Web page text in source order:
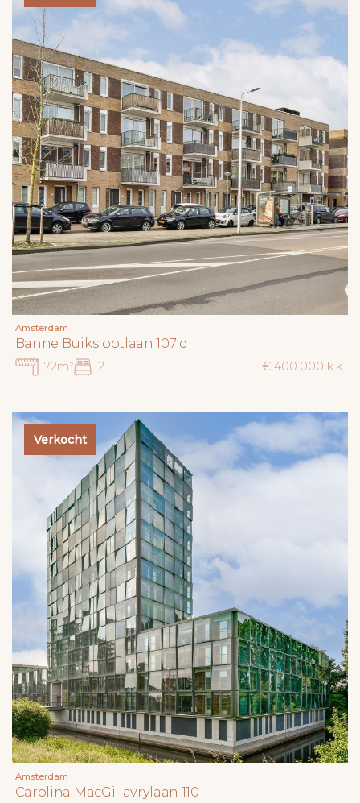
Amsterdam
Banne Buikslootlaan 107 d
72m² 2 € 400.000 k.k.
Verkocht
Amsterdam
Carolina MacGillavrylaan 110